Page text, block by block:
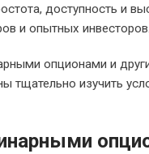
доступность и
и опытных инвесторов.
опционами и
изучить